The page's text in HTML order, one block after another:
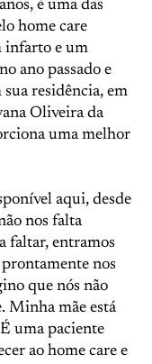
é uma das
home care
infarto e um
ano passado e
sua residência, em
Oliveira da
uma melhor
aqui, desde
nos falta
faltar, entramos
nos
que nós não
Minha mãe está
uma paciente
ao home care e